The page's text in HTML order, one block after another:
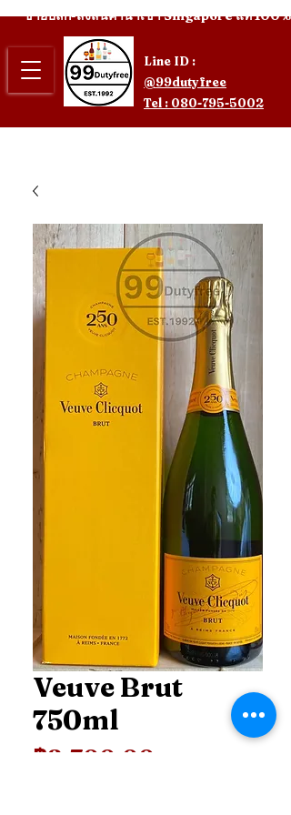
Line ID :
@99dutyfree
Tel : 080-795-5002
ขายปลีก-ส่งสินค้านำเข้า Singapore แท้ 100%
Veuve Brut
750ml
฿2,700.00